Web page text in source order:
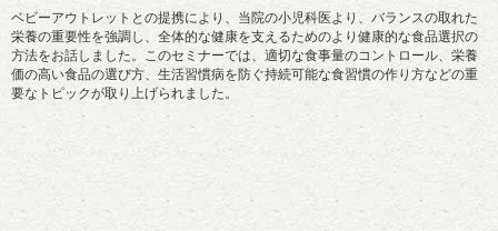
ベビーアウトレットとの提携により、当院の小児科医より、バランスの取れた
栄養の重要性を強調し、全体的な健康を支えるためのより健康的な食品選択の
方法をお話しました。このセミナーでは、適切な食事量のコントロール、栄養
価の高い食品の選び方、生活習慣病を防ぐ持続可能な食習慣の作り方などの重
要なトピックが取り上げられました。